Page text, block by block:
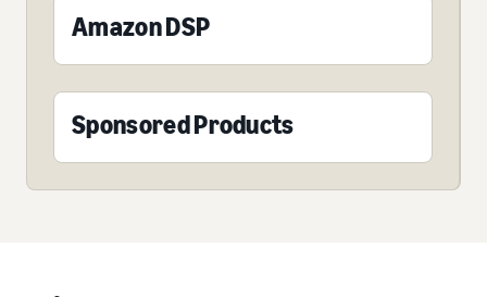
Amazon DSP
Sponsored Products